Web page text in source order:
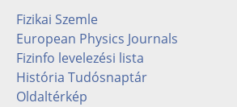
Fizikai Szemle
European Physics Journals
Fizinfo levelezési lista
História Tudósnaptár
Oldaltérkép